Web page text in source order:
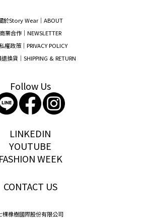
於Story Wear｜ABOUT
商業合作｜NEWSLETTER
權政策｜PRIVACY POLICY
換貨｜SHIPPING & RETURN
Follow Us
LINKEDIN
YOUTUBE
FASHION WEEK
CONTACT US
棵橡樹國際股份有限公司